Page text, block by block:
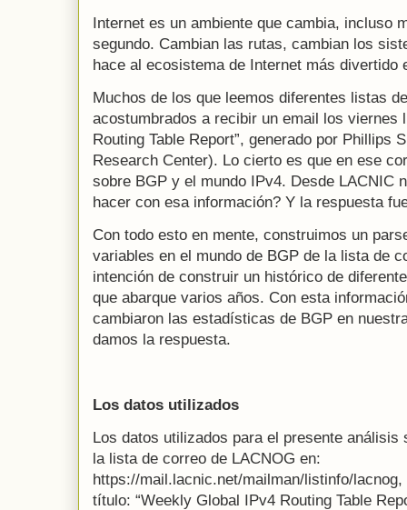
Internet es un ambiente que cambia, incluso
segundo. Cambian las rutas, cambian los
hace al ecosistema de Internet más divertido
Muchos de los que leemos diferentes listas
acostumbrados a recibir un email los viernes
Routing Table Report”, generado por Phillips
Research Center). Lo cierto es que en ese
sobre BGP y el mundo IPv4. Desde LACNIC
hacer con esa información? Y la respuesta
Con todo esto en mente, construimos un
variables en el mundo de BGP de la lista de
intención de construir un histórico de
que abarque varios años. Con esta
cambiaron las estadísticas de BGP en
damos la respuesta.
Los datos utilizados
Los datos utilizados para el presente
la lista de correo de LACNOG en:
https://mail.lacnic.net/mailman/listinfo/
título: “Weekly Global IPv4 Routing Table